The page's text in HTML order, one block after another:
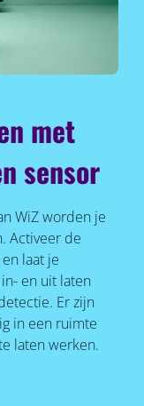
met
sensor
WiZ worden je
Activeer de
laat je
en uit laten
Er zijn
in een ruimte
laten werken.